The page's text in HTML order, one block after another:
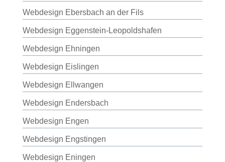
Webdesign Ebersbach an der Fils
Webdesign Eggenstein-Leopoldshafen
Webdesign Ehningen
Webdesign Eislingen
Webdesign Ellwangen
Webdesign Endersbach
Webdesign Engen
Webdesign Engstingen
Webdesign Eningen